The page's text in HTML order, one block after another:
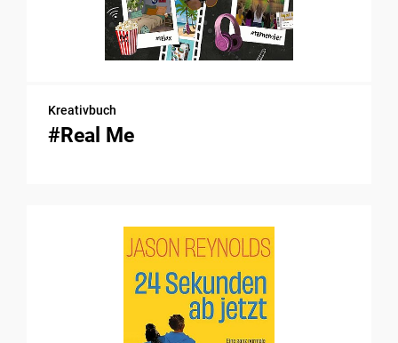
Kreativbuch
#Real Me